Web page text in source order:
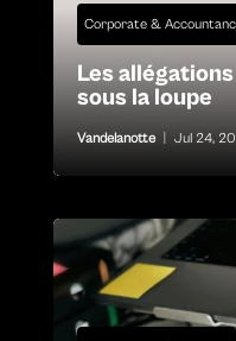
Corporate &
Les
sous la loupe
Vandelanotte Jul 24,